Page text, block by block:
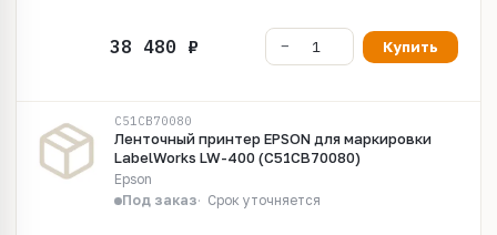
Купить
C51CB70080
Ленточный принтер EPSON для маркировки
LabelWorks LW-400 (C51CB70080)
Epson
Под заказ
Срок уточняется